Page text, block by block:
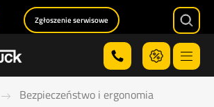
Menu
Zgłoszenie serwisowe
Bezpieczeństwo i ergonomia